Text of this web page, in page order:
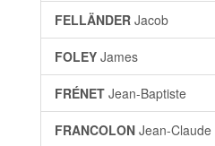
FELLÄNDER Jacob
FOLEY James
FRÉNET Jean-Baptiste
FRANCOLON Jean-Claude